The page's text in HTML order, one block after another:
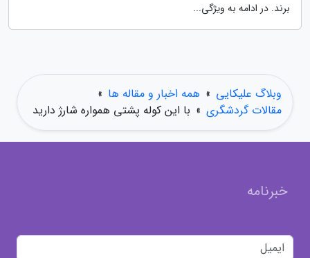
برند. در ادامه به ویژگی...
وبلاگ علیکایی » همه اخبار و مقاله ها »
مقالات گردشگری » با این کوله پشتی همواره شارژ دارید
خبرنامه